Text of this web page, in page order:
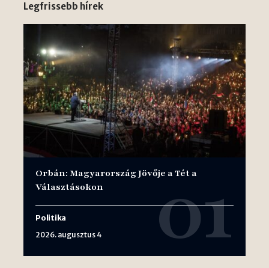
Legfrissebb hírek
Orbán: Magyarország Jövője a Tét a
Választásokon
Politika
2026. augusztus 4